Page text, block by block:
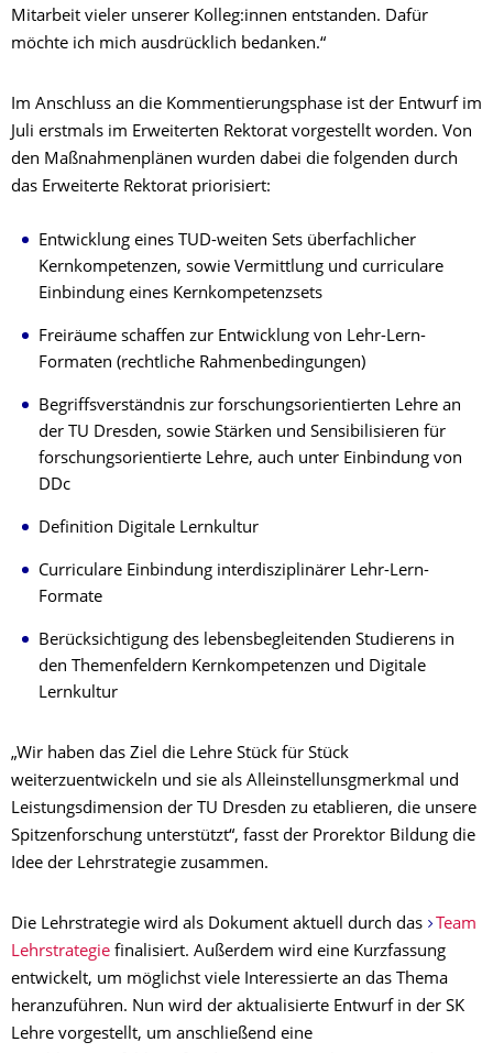
Mitarbeit vieler unserer Kolleg:innen entstanden. Dafür
möchte ich mich ausdrücklich bedanken.“
Im Anschluss an die Kommentierungsphase ist der Entwurf im
Juli erstmals im Erweiterten Rektorat vorgestellt worden. Von
den Maßnahmenplänen wurden dabei die folgenden durch
das Erweiterte Rektorat priorisiert:
Entwicklung eines TUD-weiten Sets überfachlicher
Kernkompetenzen, sowie Vermittlung und curriculare
Einbindung eines Kernkompetenzsets
Freiräume schaffen zur Entwicklung von Lehr-Lern-
Formaten (rechtliche Rahmenbedingungen)
Begriffsverständnis zur forschungsorientierten Lehre an
der TU Dresden, sowie Stärken und Sensibilisieren für
forschungsorientierte Lehre, auch unter Einbindung von
DDc
Definition Digitale Lernkultur
Curriculare Einbindung interdisziplinärer Lehr-Lern-
Formate
Berücksichtigung des lebensbegleitenden Studierens in
den Themenfeldern Kernkompetenzen und Digitale
Lernkultur
„Wir haben das Ziel die Lehre Stück für Stück
weiterzuentwickeln und sie als Alleinstellunsgmerkmal und
Leistungsdimension der TU Dresden zu etablieren, die unsere
Spitzenforschung unterstützt“, fasst der Prorektor Bildung die
Idee der Lehrstrategie zusammen.
Die Lehrstrategie wird als Dokument aktuell durch das
Team
Lehrstrategie finalisiert. Außerdem wird eine Kurzfassung
entwickelt, um möglichst viele Interessierte an das Thema
heranzuführen. Nun wird der aktualisierte Entwurf in der SK
Lehre vorgestellt, um anschließend eine